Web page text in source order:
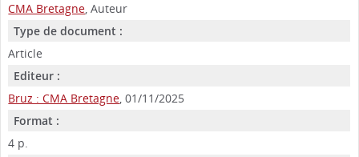
CMA Bretagne, Auteur
Type de document :
Article
Editeur :
Bruz : CMA Bretagne, 01/11/2025
Format :
4 p.